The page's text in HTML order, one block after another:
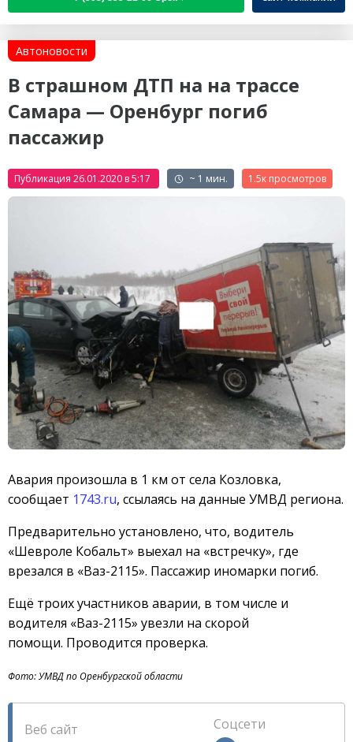
Автоновости
В страшном ДТП на на трассе
Самара — Оренбург погиб
пассажир
Публикация 26.01.2020 в 5:17 ~ 1 мин. 1.5к
Авария произошла в 1 км от села Козловка,
сообщает 1743.ru, ссылаясь на данные УМВД региона.
Предварительно установлено, что, водитель
«Шевроле Кобальт» выехал на «встречку», где
врезался в «Ваз-2115». Пассажир иномарки погиб.
Ещё троих участников аварии, в том числе и
водителя «Ваз-2115» увезли на скорой
помощи. Проводится проверка.
Фото: УМВД по Оренбургской области
Веб сайт
Соцсети